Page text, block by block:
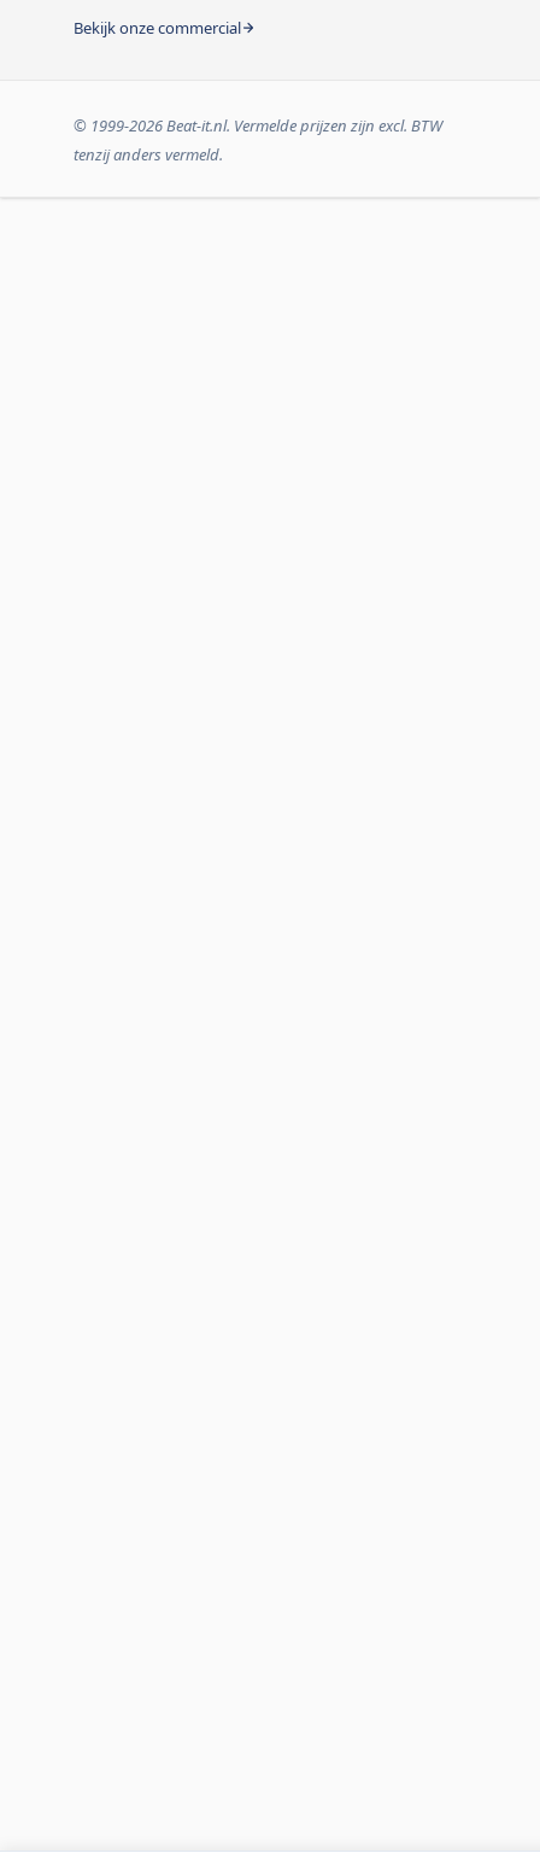
Bekijk onze commercial
© 1999-2026 Beat-it.nl. Vermelde prijzen zijn excl. BTW
tenzij anders vermeld.